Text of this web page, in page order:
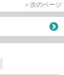
＞次のページ